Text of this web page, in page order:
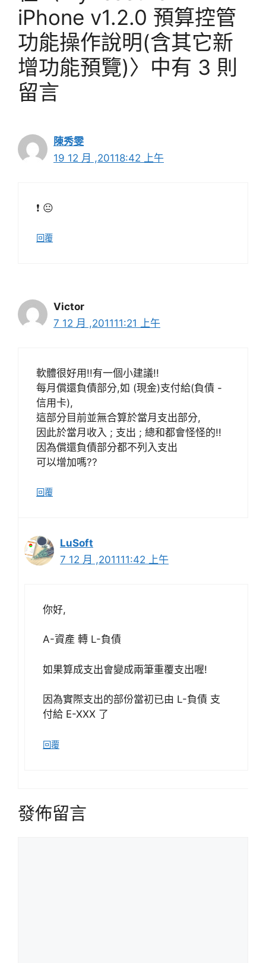
iPhone v1.2.0 預算控管
功能操作說明(含其它新
增功能預覽)〉中有 3 則
留言
陳秀雯
19 12 月 ,20118:42 上午
❗ 😐
回覆
Victor
7 12 月 ,201111:21 上午
軟體很好用!!有一個小建議!!
每月償還負債部分,如 (現金)支付給(負債 -
信用卡),
這部分目前並無合算於當月支出部分,
因此於當月收入 ; 支出 ; 總和都會怪怪的!!
因為償還負債部分都不列入支出
可以增加嗎??
回覆
LuSoft
7 12 月 ,201111:42 上午
你好,
A-資產 轉 L-負債
如果算成支出會變成兩筆重覆支出喔!
因為實際支出的部份當初已由 L-負債 支
付給 E-XXX 了
回覆
發佈留言